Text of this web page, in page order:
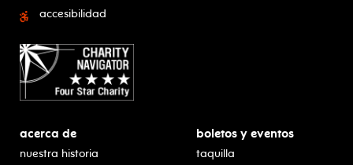
accesibilidad
acerca de
nuestra historia
boletos y eventos
taquilla